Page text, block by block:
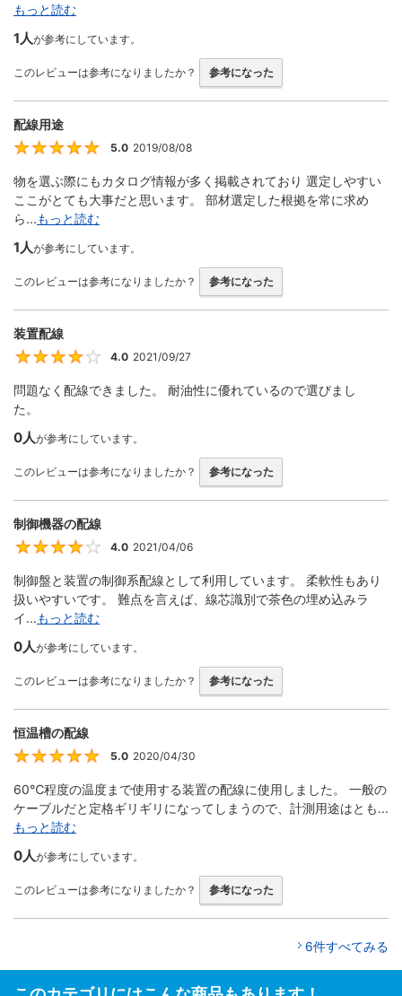
もっと読む
1人が参考にしています。
このレビューは参考になりましたか？ 参考になった
配線用途
5
5.0 2019/08/08
物を選ぶ際にもカタログ情報が多く掲載されており 選定しやすい
ここがとても大事だと思います。 部材選定した根拠を常に求め
ら...もっと読む
1人が参考にしています。
このレビューは参考になりましたか？ 参考になった
装置配線
4
4.0 2021/09/27
問題なく配線できました。 耐油性に優れているので選びまし
た。
0人が参考にしています。
このレビューは参考になりましたか？ 参考になった
制御機器の配線
4
4.0 2021/04/06
制御盤と装置の制御系配線として利用しています。 柔軟性もあり
扱いやすいです。 難点を言えば、線芯識別で茶色の埋め込みラ
イ...もっと読む
0人が参考にしています。
このレビューは参考になりましたか？ 参考になった
恒温槽の配線
5
5.0 2020/04/30
60℃程度の温度まで使用する装置の配線に使用しました。 一般の
ケーブルだと定格ギリギリになってしまうので、計測用途はとも...
もっと読む
0人が参考にしています。
このレビューは参考になりましたか？ 参考になった
6件すべてみる